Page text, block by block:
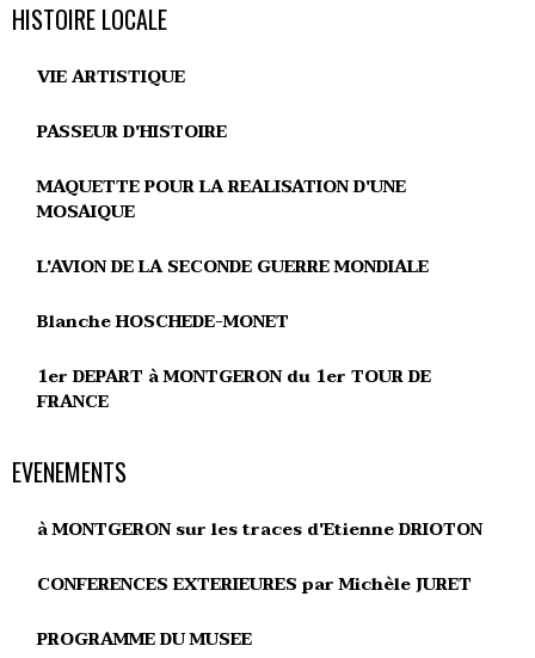
HISTOIRE LOCALE
VIE ARTISTIQUE
PASSEUR D'HISTOIRE
MAQUETTE POUR LA REALISATION D'UNE
MOSAIQUE
L'AVION DE LA SECONDE GUERRE MONDIALE
Blanche HOSCHEDE-MONET
1er DEPART à MONTGERON du 1er TOUR DE
FRANCE
EVENEMENTS
à MONTGERON sur les traces d'Etienne DRIOTON
CONFERENCES EXTERIEURES par Michèle JURET
PROGRAMME DU MUSEE